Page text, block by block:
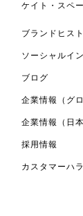
ケイト・スペ
ブランドヒス
ソーシャルイ
ブログ
企業情報（グ
企業情報（日
採用情報
カスタマーハ